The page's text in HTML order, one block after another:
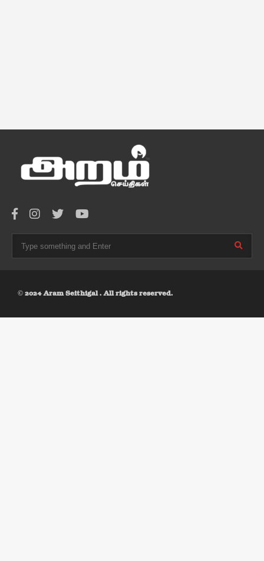
© 2024 Aram Seithigal . All rights reserved.